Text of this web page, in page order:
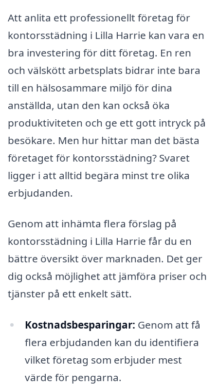
Att anlita ett professionellt företag för
kontorsstädning i Lilla Harrie kan vara en
bra investering för ditt företag. En ren
och välskött arbetsplats bidrar inte bara
till en hälsosammare miljö för dina
anställda, utan den kan också öka
produktiviteten och ge ett gott intryck på
besökare. Men hur hittar man det bästa
företaget för kontorsstädning? Svaret
ligger i att alltid begära minst tre olika
erbjudanden.
Genom att inhämta flera förslag på
kontorsstädning i Lilla Harrie får du en
bättre översikt över marknaden. Det ger
dig också möjlighet att jämföra priser och
tjänster på ett enkelt sätt.
Kostnadsbesparingar: Genom att få
flera erbjudanden kan du identifiera
vilket företag som erbjuder mest
värde för pengarna.